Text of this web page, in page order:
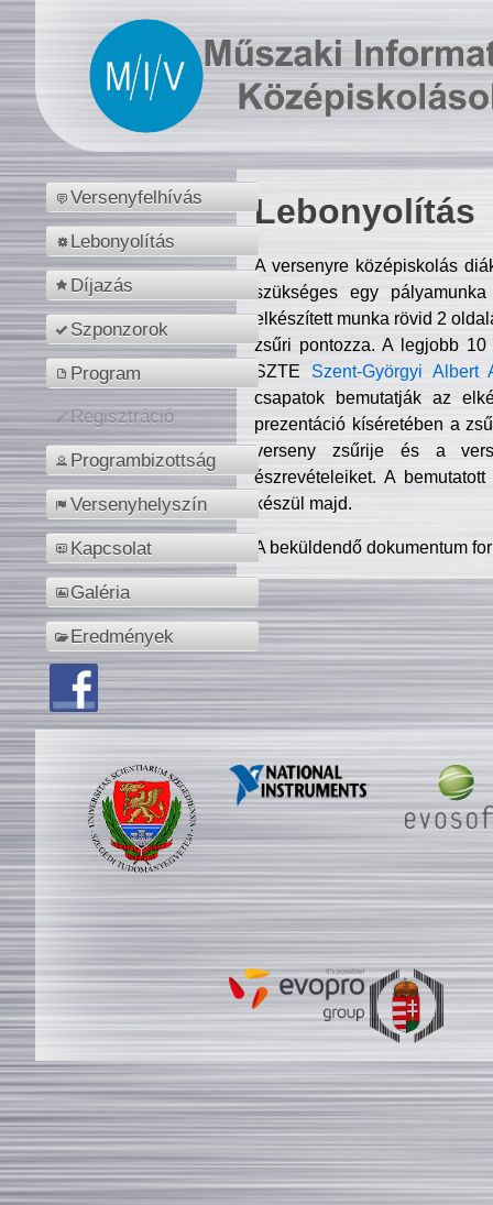
Versenyfelhívás
Lebonyolítás
Díjazás
Szponzorok
Program
Regisztráció
Programbizottság
Versenyhelyszín
Kapcsolat
Galéria
Eredmények
Lebonyolítás
A versenyre középiskolás
szükséges egy
elkészített munka rövid 2
zsűri pontozza. A legjobb
SZTE Szent-Györgyi Albert
csapatok bemutatják az
prezentáció kíséretében a
verseny zsűrije és a
észrevételeiket. A
készül majd.
A beküldendő dokumentum